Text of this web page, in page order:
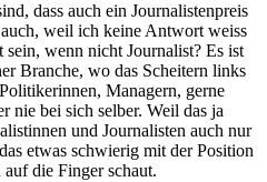
dass auch ein Journalistenpreis
weil ich keine Antwort weiss
wenn nicht Journalist? Es ist
Branche, wo das Scheitern links
Managern, gerne
nie bei sich selber. Weil das ja
und Journalisten auch nur
etwas schwierig mit der Position
die Finger schaut.